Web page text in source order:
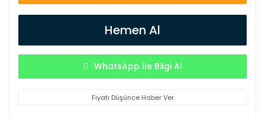
Hemen Al
WhatsApp İle Bilgi Al
Fiyatı Düşünce Haber Ver